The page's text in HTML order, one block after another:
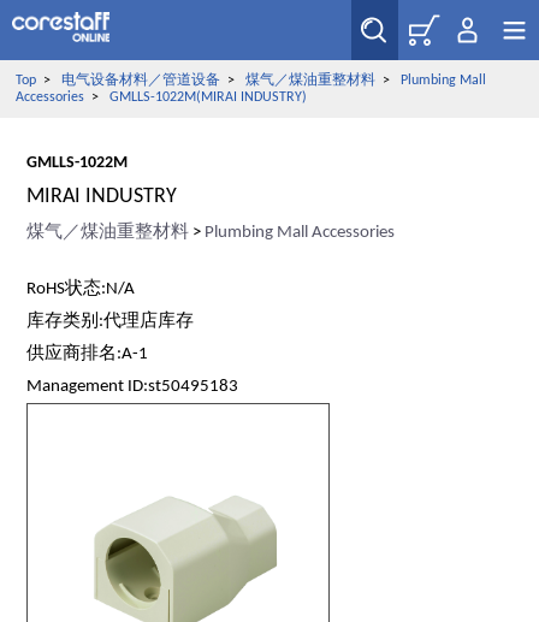
Top> 电气设备材料／管道设备> 煤气／煤油重整材料>
Plumbing Mall
Accessories> GMLLS-1022M(MIRAI INDUSTRY)
GMLLS-1022M
MIRAI INDUSTRY
煤气／煤油重整材料 > Plumbing Mall Accessories
RoHS状态:N/A
库存类别:代理店库存
供应商排名:A-1
Management ID:st50495183